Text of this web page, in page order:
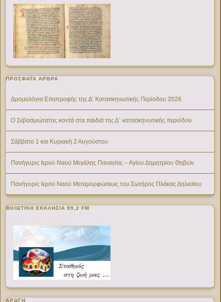
ΠΡΌΣΦΑΤΑ ΆΡΘΡΑ
Δρομολόγια Επιστροφής της Δ’ Κατασκηνωτικής Περίοδου 2026
Ο Σεβασμιώτατος κοντά στα παιδιά της Δ΄ κατασκηνωτικής περιόδου
Σάββατο 1 και Κυριακή 2 Αυγούστου
Πανήγυρις Ιερού Ναού Μεγάλης Παναγίας – Αγίου Δημητρίου Θηβών
Πανήγυρις Ιερού Ναού Μεταμορφώσεως του Σωτήρος Πλάκας Δηλεσίου
ΒΟΙΩΤΙΚΉ ΕΚΚΛΗΣΊΑ 99,2 FM
ΑΡΩΓΗ